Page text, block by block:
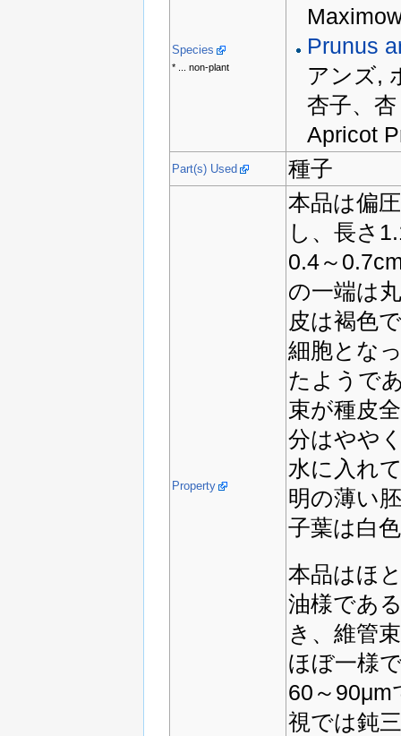
Species
* ... non-plant
Prunus
アンズ,
杏子、杏
Apricot
Part(s) Used 種子
Property
本品は偏
し、長さ
0.4～
の一端は
皮は褐色
細胞とな
たようで
束が種皮
分はやや
水に入れ
明の薄い
子葉は白
本品はほ
油様であ
き、維管
ほぼ一様
60～90μm
視では鈍